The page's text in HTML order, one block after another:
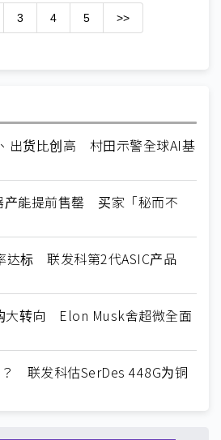
3 4 5 >>
出货比创高 村田示警全球AI基
产能提前售罄 买家「秘而不
达标 联发科第2代ASIC产品
大转向 Elon Musk舍超微全面
联发科估SerDes 448G为铜